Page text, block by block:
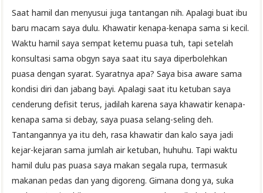
Saat hamil dan menyusui juga tantangan nih. Apalagi buat ibu
baru macam saya dulu. Khawatir kenapa-kenapa sama si kecil.
Waktu hamil saya sempat ketemu puasa tuh, tapi setelah
konsultasi sama obgyn saya saat itu saya diperbolehkan
puasa dengan syarat. Syaratnya apa? Saya bisa aware sama
kondisi diri dan jabang bayi. Apalagi saat itu ketuban saya
cenderung defisit terus, jadilah karena saya khawatir kenapa-
kenapa sama si debay, saya puasa selang-seling deh.
Tantangannya ya itu deh, rasa khawatir dan kalo saya jadi
kejar-kejaran sama jumlah air ketuban, huhuhu. Tapi waktu
hamil dulu pas puasa saya makan segala rupa, termasuk
makanan pedas dan yang digoreng. Gimana dong ya, suka